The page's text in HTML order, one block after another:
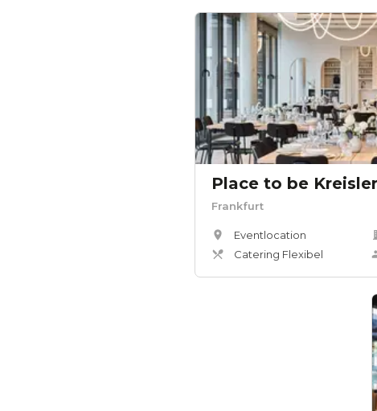
Place to be Kreisler
Frankfurt
Eventlocation
Catering Flexibel